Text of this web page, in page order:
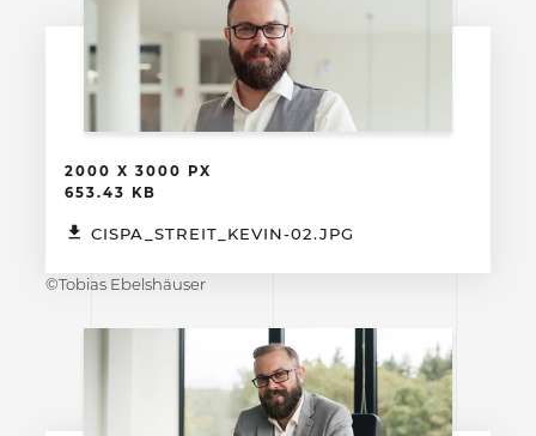
2000 X 3000 PX
653.43 KB
CISPA_STREIT_KEVIN-02.JPG
©Tobias Ebelshäuser